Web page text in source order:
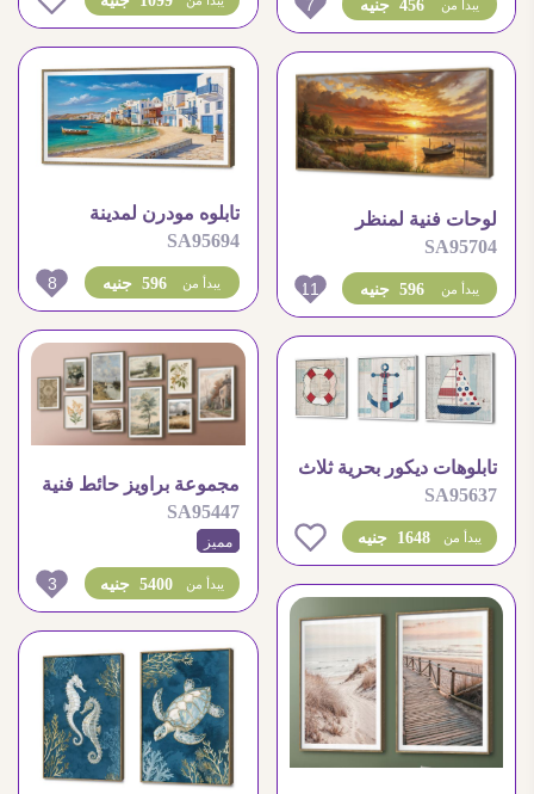
456 جنيه يبدأ من 7
لوحات فنية لمنظر
الغروب على البحيرة
الهادئة
SA95704
596 جنيه يبدأ من 11
تابلوه مودرن لمدينة
ساحلية ومناظر طبيعية
خلابة
SA95694
596 جنيه يبدأ من 8
تابلوهات ديكور بحرية ثلاث
قطع بأسلوب مودرن
SA95637
1648 جنيه يبدأ من 0
مجموعة براويز حائط فنية
بمناظر طبيعية كلاسيكية
SA95447
مميز
5400 جنيه يبدأ من 3